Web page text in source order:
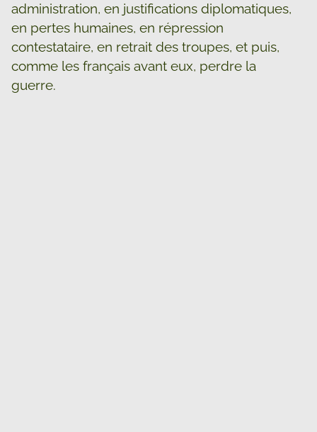
administration, en justifications diplomatiques,
en pertes humaines, en répression
contestataire, en retrait des troupes, et puis,
comme les français avant eux, perdre la
guerre.